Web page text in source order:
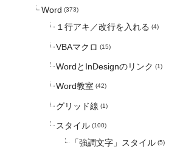
Word (373)
１行アキ／改行を入れる (4)
VBAマクロ (15)
WordとInDesignのリンク (1)
Word教室 (42)
グリッド線 (1)
スタイル (100)
「強調文字」スタイル (5)